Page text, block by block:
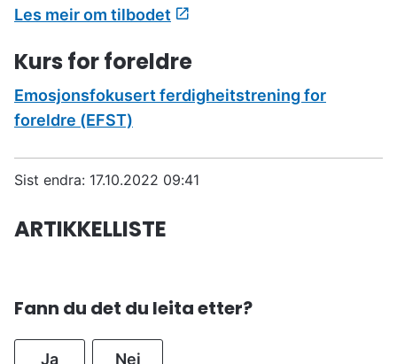
Les meir om tilbodet
Kurs for foreldre
Emosjonsfokusert ferdigheitstrening for
foreldre (EFST)
Sist endra 17.10.2022 09:41
ARTIKKELLISTE
Fann du det du leita etter?
Ja Nei